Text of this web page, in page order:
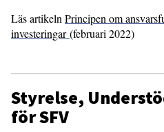
Läs artikeln Principen om
investeringar(februari 2022)
Styrelse,
för SFV